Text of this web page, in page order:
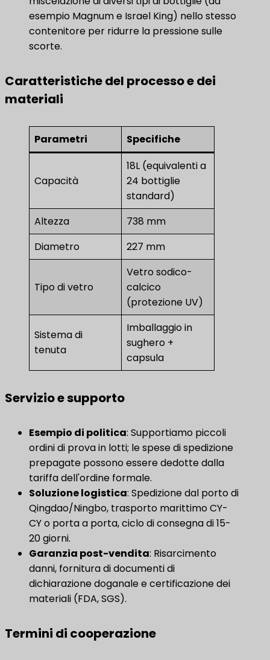
esempio Magnum e Israel King) nello stesso
contenitore per ridurre la pressione sulle
scorte.
Caratteristiche del processo e dei
materiali
Parametri Specifiche
Capacità
18L (equivalenti a
24 bottiglie
standard)
Altezza
738 mm
Diametro
227 mm
Tipo di vetro
Vetro sodico-
calcico
(protezione UV)
Sistema di
tenuta
Imballaggio in
sughero +
capsula
Servizio e supporto
​Esempio di politica​​: Supportiamo piccoli
ordini di prova in lotti; le spese di spedizione
prepagate possono essere dedotte dalla
tariffa dell'ordine formale.
Soluzione logistica​: Spedizione dal porto di
Qingdao/Ningbo, trasporto marittimo CY-
CY o porta a porta, ciclo di consegna di 15-
20 giorni.
Garanzia post-vendita​: Risarcimento
danni, fornitura di documenti di
dichiarazione doganale e certificazione dei
materiali (FDA, SGS).
Termini di cooperazione